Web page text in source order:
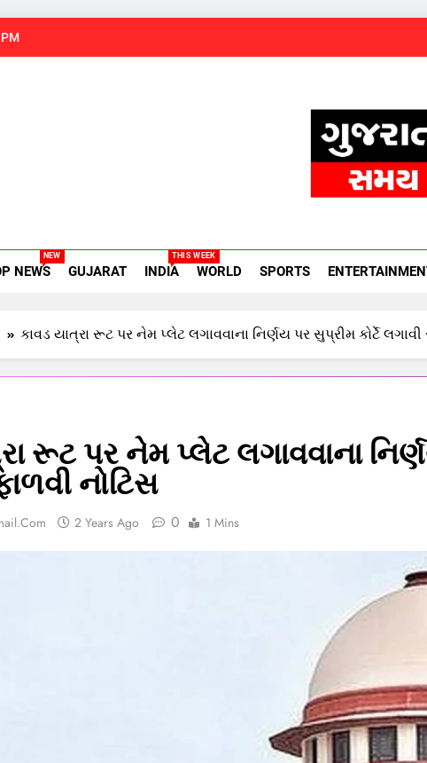
અયોધ્યા રામ મંદિર
અયોધ્યા રામ મંદિર
NEWS
NEW
GUJARAT INDIA
THIS WEEK
WORLD SPORTS
કાવડ યાત્રા રૂટ પર નેમ પ્લેટ લગાવવાના નિર્ણય પર સુપ્રીમ કોર્ટે
રૂટ પર નેમ પ્લેટ લગાવવાના
નોટિસ
2 Years Ago 0 1 Mins